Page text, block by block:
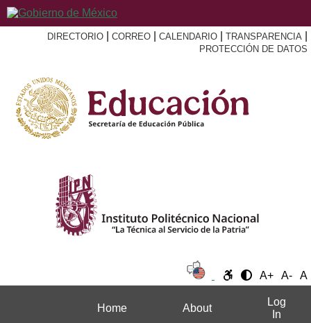
DIRECTORIO CORREO CALENDARIO TRANSPARENCIA
PROTECCIÓN DE DATOS
A+ A- A
Home About
Log
In